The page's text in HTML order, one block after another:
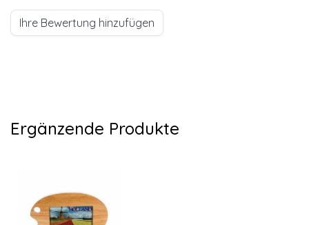
Ihre Bewertung hinzufügen
Ergänzende Produkte